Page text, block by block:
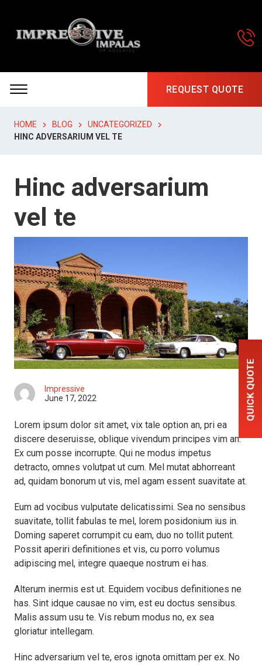
REQUEST QUOTE
HOME BLOG
UNCATEGORIZED
HINC ADVERSARIUM VEL TE
Hinc adversarium
vel te
Impressive
June 17, 2022
Lorem ipsum dolor sit amet, vix tale option an, pri ea
discere deseruisse, oblique vivendum principes vim an.
Ex cum posse incorrupte. Qui ne modus impetus
detracto, omnes volutpat ut cum. Mel mutat abhorreant
ad, quidam bonorum ut vis, mel agam essent suavitate at.
Eum ad vocibus vulputate delicatissimi. Sea no sensibus
suavitate, tollit fabulas te mel, lorem posidonium ius in.
Doming saperet corrumpit cu eam, duo no tollit putent.
Possit aperiri definitiones et vis, cu porro volumus
adipiscing mel, integre quaeque nostrum ei has.
Alterum inermis est ut. Equidem vocibus definitiones ne
has. Sint idque causae no vim, est eu doctus sensibus.
Malis assum usu te. Vis rebum modus no, ex sea
gloriatur intellegam.
Hinc adversarium vel te, eros ignota omittam per ex. No